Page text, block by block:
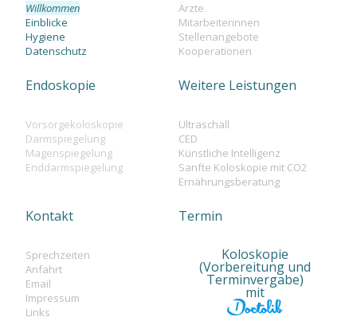
Willkommen
Einblicke
Hygiene
Datenschutz
Ärzte
Mitarbeiterinnen
Stellenangebote
Kooperationen
Endoskopie
Vorsorgekoloskopie
Darmspiegelung
Magenspiegelung
Enddarmspiegelung
Weitere Leistungen
Ultraschall
CED
Künstliche Intelligenz
Sanfte Koloskopie mit CO2
Ernährungsberatung
Kontakt
Sprechzeiten
Anfahrt
Email
Impressum
Links
Termin
Koloskopie
(Vorbereitung und
Terminvergabe)
mit